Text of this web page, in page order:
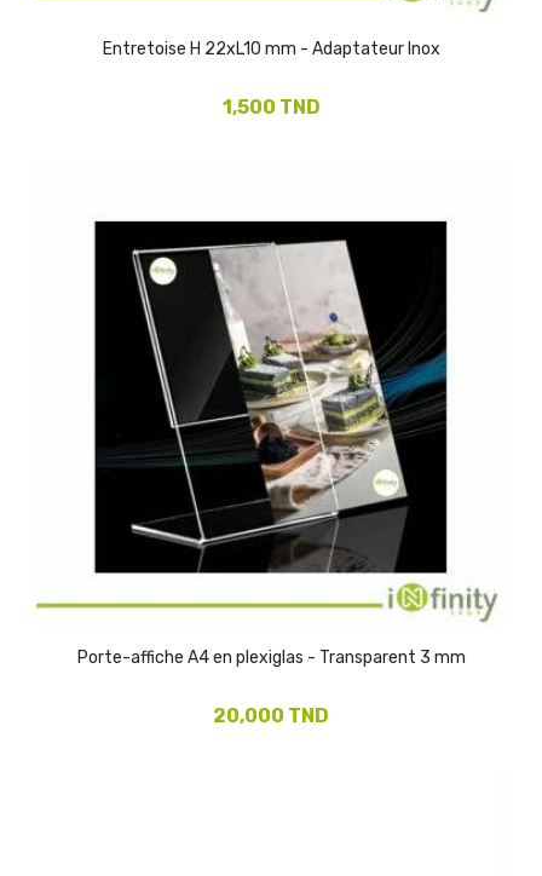
Entretoise H 22xL10 mm - Adaptateur Inox
1,500 TND
Porte-affiche A4 en plexiglas - Transparent 3 mm
20,000 TND